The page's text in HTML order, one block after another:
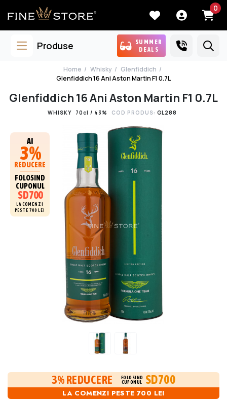
0
Produse
SUMMER
DEALS
Home Whisky
Glenfiddich
Glenfiddich 16 Ani Aston Martin F1 0.7L
Glenfiddich 16 Ani Aston Martin F1 0.7L
WHISKY 70cl / 43% COD PRODUS: GL288
AI
3%
REDUCERE
FOLOSIND
CUPONUL
SD700
LA COMENZI
PESTE 700 LEI
3% REDUCERE
FOLOSIND
CUPONUL
SD700
LA COMENZI PESTE 700 LEI